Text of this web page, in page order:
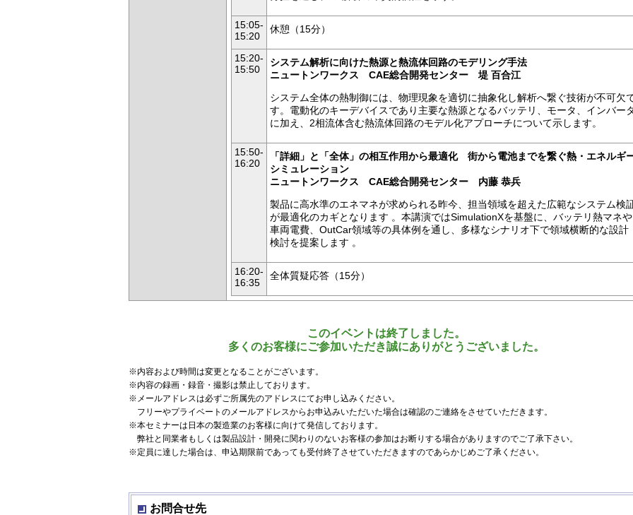
15:05-
15:20
休憩（15分）
15:20-
15:50
システム解析に向けた熱源と熱流体回路のモデリング手法
ニュートンワークス CAE総合開発センター 堤 百合江
システム全体の熱制御には、物理現象を適切に抽象化し解析へ繋ぐ技術が不可欠
す。電動化のキーデバイスであり主要な熱源となるバッテリ、モータ、インバー
に加え、2相流体含む熱流体回路のモデル化アプローチについて示します。
15:50-
16:20
「詳細」と「全体」の相互作用から最適化 街から電池までを繋ぐ熱・エネルギ
シミュレーション
ニュートンワークス CAE総合開発センター 内藤 恭兵
製品に高水準のエネマネが求められる昨今、担当領域を超えた広範なシステム検
が最適化のカギとなります 。本講演ではSimulationXを基盤に、バッテリ熱マネや
車両電費、OutCar領域等の具体例を通し、多様なシナリオ下で領域横断的な設計
検討を提案します 。
16:20-
16:35
全体質疑応答（15分）
このイベントは終了しました。
多くのお客様にご参加いただき誠にありがとうございました。
※内容および時間は変更となることがございます。
※内容の録画・録音・撮影は禁止しております。
※メールアドレスは必ずご所属先のアドレスにてお申し込みください。
フリーやプライベートのメールアドレスからお申込みいただいた場合は確認のご連絡をさせていただきます。
※本セミナーは日本の製造業のお客様に向けて発信しております。
弊社と同業者もしくは製品設計・開発に関わりのないお客様の参加はお断りする場合がありますのでご了承下さい。
※定員に達した場合は、申込期限前であっても受付終了させていただきますのであらかじめご了承ください。
お問合せ先